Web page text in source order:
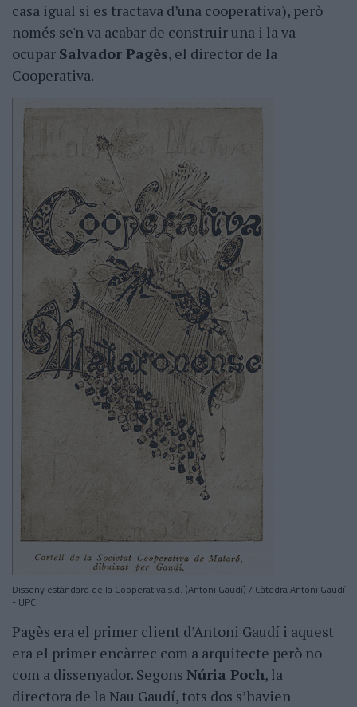
casa igual si es tractava d’una cooperativa), però
només se'n va acabar de construir una i la va
ocupar Salvador Pagès, el director de la
Cooperativa.
Disseny estàndard de la Cooperativa s.d. (Antoni Gaudí) / Càtedra Antoni Gaudí
- UPC
Pagès era el primer client d’Antoni Gaudí i aquest
era el primer encàrrec com a arquitecte però no
com a dissenyador. Segons Núria Poch, la
directora de la Nau Gaudí, tots dos s’havien